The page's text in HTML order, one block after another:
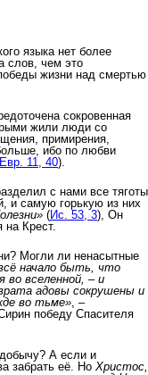
языка нет более
слов, чем это
жизни над смертью
сокровенная
жили люди со
примирения,
ибо по любви
Евр. 11, 40).
с нами все тяготы
и самую горькую из них
(Ис. 53, 3), Он
на Крест.
Могли ли ненасытные
начало быть, что
во вселенной, – и
адовы сокрушены и
во тьме», –
победу Спасителя
А если и
забрать её. Но Христос,